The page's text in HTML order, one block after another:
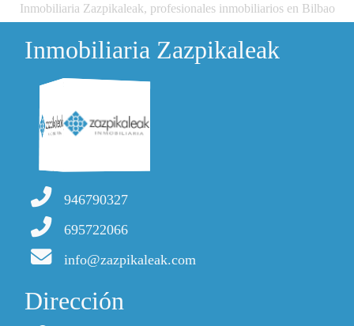
Inmobiliaria Zazpikaleak, profesionales inmobiliarios en Bilbao
Inmobiliaria Zazpikaleak
946790327
695722066
info@zazpikaleak.com
Dirección